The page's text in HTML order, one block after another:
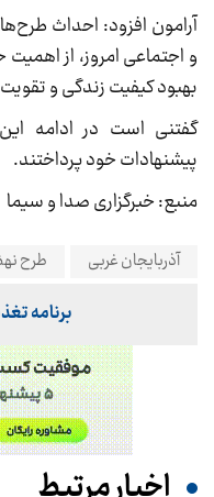
آرامون افزود: احداث
و اجتماعی امروز، از
بهبود کیفیت زندگی و
گفتنی است در ادامه
پیشنهادات خود پرداختند.
منبع: خبرگزاری صدا و سیما
آذربایجان غربی طرح
برنامه